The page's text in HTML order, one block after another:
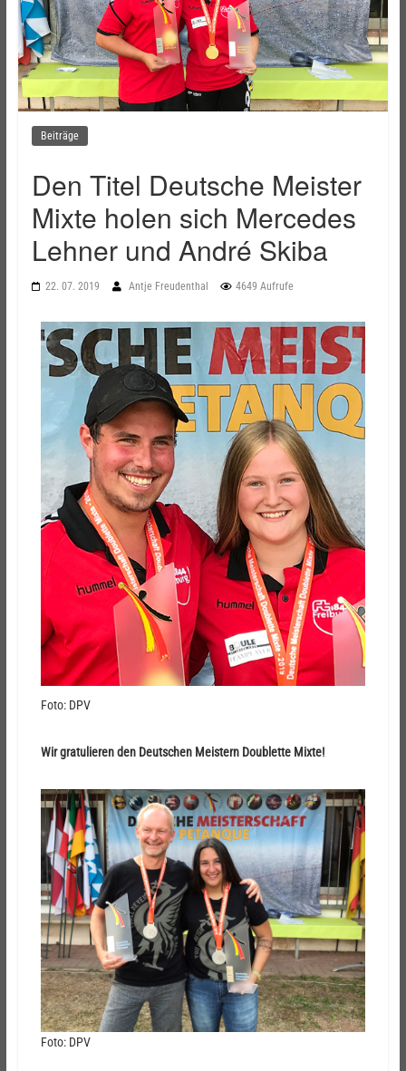
Beiträge
Den Titel Deutsche Meister
Mixte holen sich Mercedes
Lehner und André Skiba
22. 07. 2019 Antje Freudenthal 4649 Aufrufe
Foto: DPV
Wir gratulieren den Deutschen Meistern Doublette Mixte!
Foto: DPV